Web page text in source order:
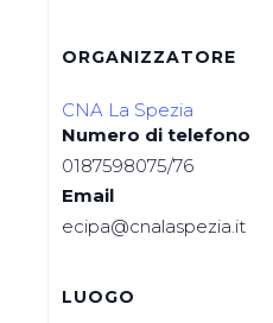
LUOGO
ORGANIZZATORE
CNA La Spezia
Numero di telefono
0187598075/76
Email
ecipa@cnalaspezia.it